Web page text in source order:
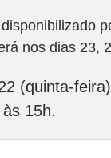
nos dias 23,
(quinta-
15h.